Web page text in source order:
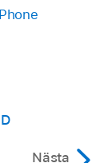
Nästa